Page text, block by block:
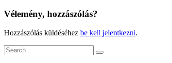
Vélemény, hozzászólás?
Hozzászólás küldéséhez be kell jelentkezni.